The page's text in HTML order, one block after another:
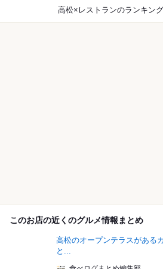
高松×レストランのランキン
このお店の近くのグルメ情報まとめ
高松のオープンテラスがある
と...